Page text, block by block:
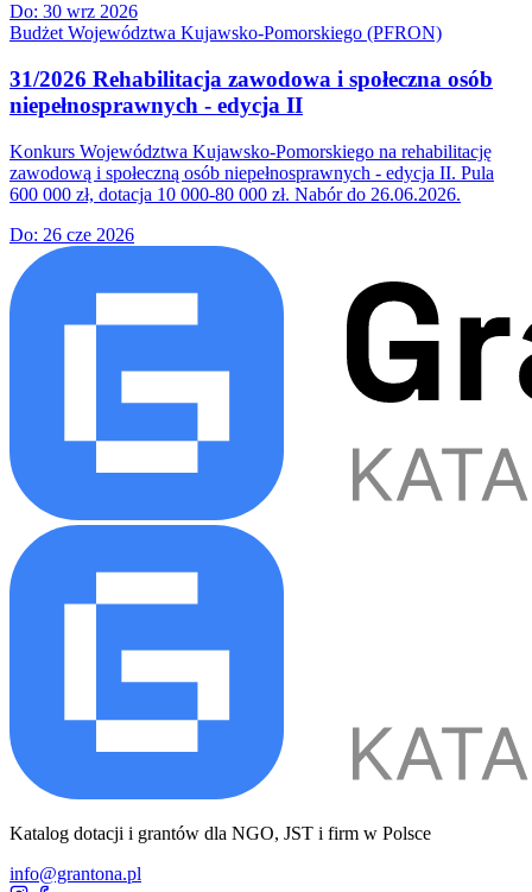
Do: 30 wrz 2026
Budżet Województwa Kujawsko-Pomorskiego (PFRON)
31/2026 Rehabilitacja zawodowa i społeczna osób
niepełnosprawnych - edycja II
Konkurs Województwa Kujawsko-Pomorskiego na rehabilitację
zawodową i społeczną osób niepełnosprawnych - edycja II. Pula
600 000 zł, dotacja 10 000-80 000 zł. Nabór do 26.06.2026.
Do: 26 cze 2026
Katalog dotacji i grantów dla NGO, JST i firm w Polsce
info@grantona.pl